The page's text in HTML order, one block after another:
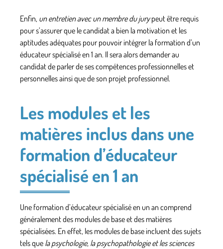
Enfin, un entretien avec un membre du jurypeut être requis
pour s’assurer que le candidat a bien la motivation et les
aptitudes adéquates pour pouvoir intégrer la formation d’un
éducateur spécialisé en 1 an. Il sera alors demander au
candidat de parler de ses compétences professionnelles et
personnelles ainsi que de son projet professionnel.
Les modules et les
matières inclus dans une
formation d’éducateur
spécialisé en 1 an
Une formation d’éducateur spécialisé en un an comprend
généralement des modules de base et des matières
spécialisées. En effet, les modules de base incluent des sujets
tels que la psychologie, la psychopathologie et les sciences